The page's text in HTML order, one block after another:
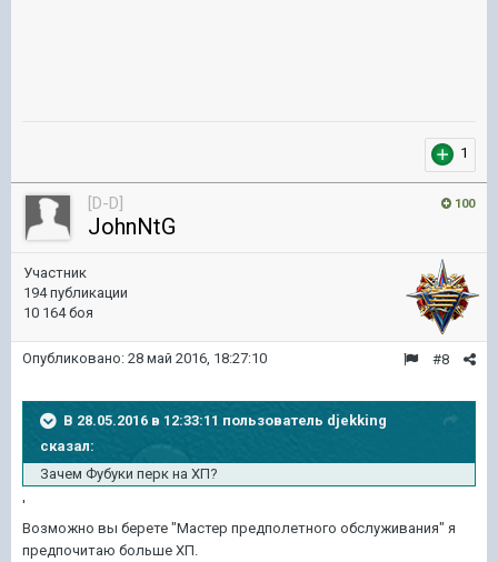
1
100
[D-D]
JohnNtG
Участник
194 публикации
10 164 боя
#8
Опубликовано: 28 май 2016, 18:27:10
В 28.05.2016 в 12:33:11 пользователь djekking
сказал:
Зачем Фубуки перк на ХП?
'
Возможно вы берете "Мастер предполетного обслуживания" я
предпочитаю больше ХП.